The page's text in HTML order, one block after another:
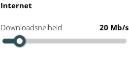
Internet
Downloadsnelheid 20 Mb/s